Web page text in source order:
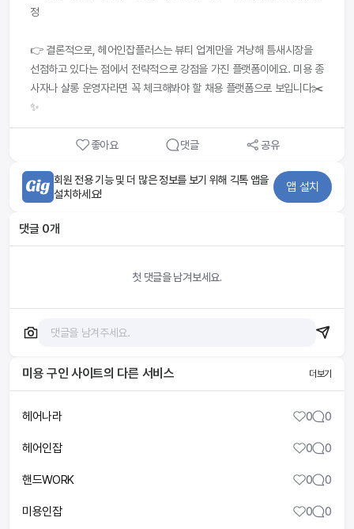
정
👉 결론적으로, 헤어인잡플러스는 뷰티 업계만을 겨냥해 틈새시장을
선점하고 있다는 점에서 전략적으로 강점을 가진 플랫폼이에요. 미용 종
사자나 살롱 운영자라면 꼭 체크해봐야 할 채용 플랫폼으로 보입니다✂️
✨
좋아요 댓글 공유
회원 전용 기능 및 더 많은 정보를 보기 위해 긱톡 앱을
설치하세요!
앱 설치
댓글 0개
첫 댓글을 남겨보세요.
미용 구인 사이트의 다른 서비스 더보기
헤어나라 0 0
헤어인잡 0 0
핸드WORK 0 0
미용인잡 0 0